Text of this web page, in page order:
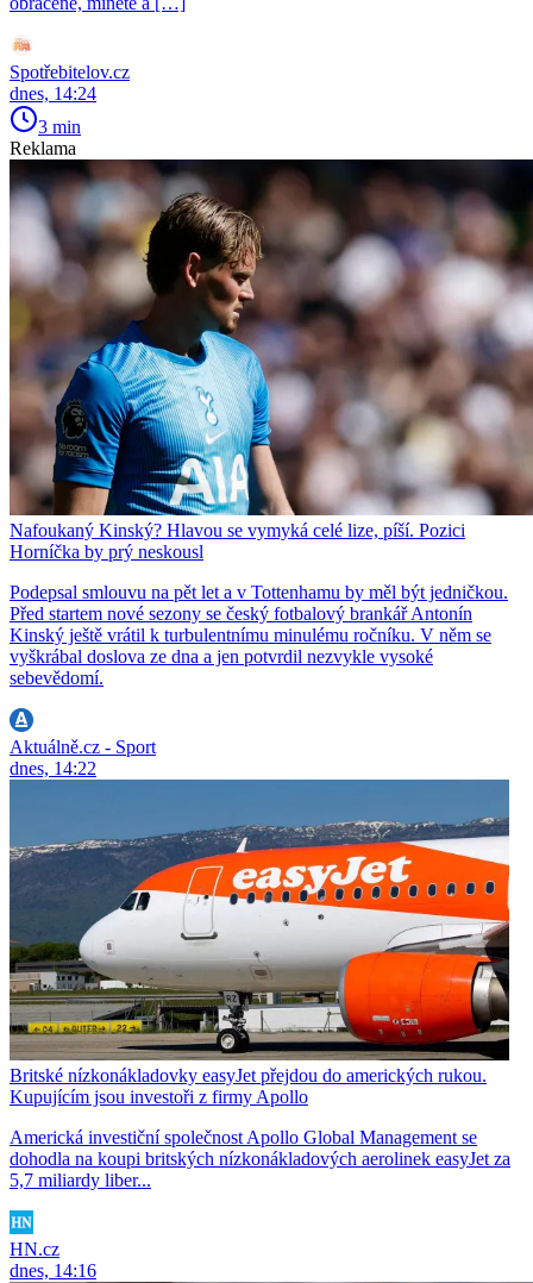
Spotřebitelov.cz
dnes, 14:24
3 min
Reklama
Nafoukaný Kinský? Hlavou se vymyká celé lize, píší. Pozici
Horníčka by prý neskousl
Podepsal smlouvu na pět let a v Tottenhamu by měl být jedničkou.
Před startem nové sezony se český fotbalový brankář Antonín
Kinský ještě vrátil k turbulentnímu minulému ročníku. V něm se
vyškrábal doslova ze dna a jen potvrdil nezvykle vysoké
sebevědomí.
Aktuálně.cz - Sport
dnes, 14:22
Britské nízkonákladovky easyJet přejdou do amerických rukou.
Kupujícím jsou investoři z firmy Apollo
Americká investiční společnost Apollo Global Management se
dohodla na koupi britských nízkonákladových aerolinek easyJet za
5,7 miliardy liber...
HN.cz
dnes, 14:16